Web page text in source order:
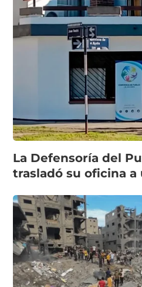
La Defensoría del
trasladó su oficina a